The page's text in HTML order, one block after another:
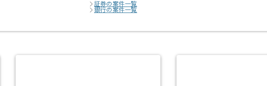
証券の案件一覧
銀行の案件一覧